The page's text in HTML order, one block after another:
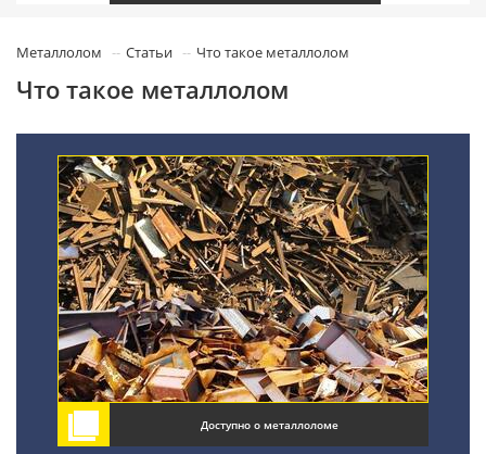
Металлолом Статьи Что такое металлолом
Что такое металлолом
Доступно о металлоломе